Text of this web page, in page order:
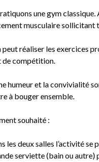
une gym
musculaire sollicitant
peut réaliser les exercices
de compétition.
humeur et la convivialité
à bouger ensemble.
souhaité :
les deux salles l’activité se
serviette (bain ou autre)